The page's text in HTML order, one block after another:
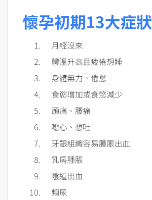
懷孕初期13大症狀
月經沒來
體溫升高且疲倦想睡
身體無力、倦怠
食慾增加或食慾減少
頭痛、腰痛
噁心、想吐
牙齦組織容易腫脹出血
乳房腫脹
陰道出血
頻尿